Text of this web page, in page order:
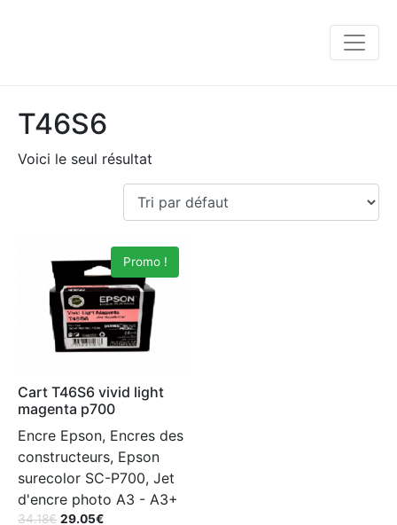
T46S6
Voici le seul résultat
Promo !
Cart T46S6 vivid light
magenta p700
Encre Epson, Encres des
constructeurs, Epson
surecolor SC-P700, Jet
d'encre photo A3 - A3+
34.18€ 29.05€